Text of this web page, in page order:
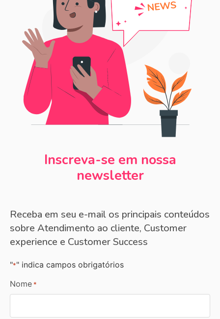
Inscreva-se em nossa
newsletter
Receba em seu e-mail os principais conteúdos
sobre Atendimento ao cliente, Customer
experience e Customer Success
"*" indica campos obrigatórios
Nome *